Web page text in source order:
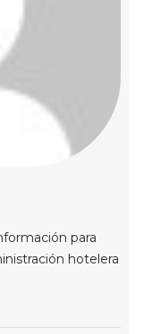
para
hotelera